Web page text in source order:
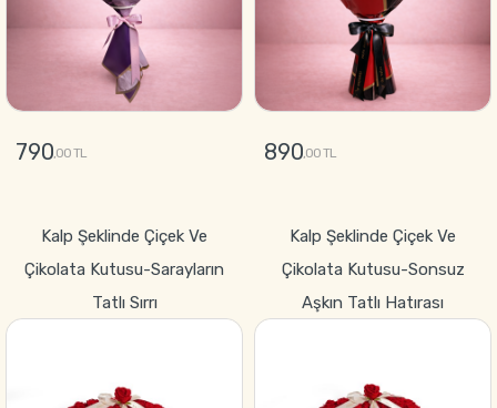
790,00 TL 890,00 TL
Kalp Şeklinde Çiçek Ve
Çikolata Kutusu-Sarayların
Tatlı Sırrı
Kalp Şeklinde Çiçek Ve
Çikolata Kutusu-Sonsuz
Aşkın Tatlı Hatırası